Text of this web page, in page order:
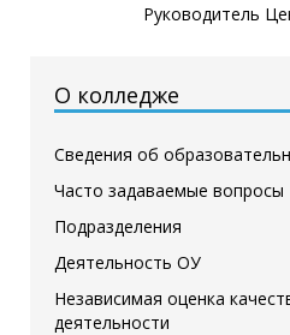
Руководитель
О колледже
Сведения об
Часто задаваемые вопросы
Подразделения
Деятельность ОУ
Независимая оценка
деятельности